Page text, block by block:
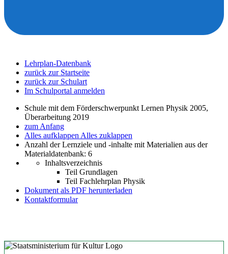
Lehrplan-Datenbank
zurück zur Startseite
zurück zur Schulart
Im Schulportal anmelden
Schule mit dem Förderschwerpunkt Lernen Physik 2005,
Überarbeitung 2019
zum Anfang
Alles aufklappen Alles zuklappen
Anzahl der Lernziele und -inhalte mit Materialien aus der
Materialdatenbank: 6
Inhaltsverzeichnis
Teil Grundlagen
Teil Fachlehrplan Physik
Dokument als PDF herunterladen
Kontaktformular